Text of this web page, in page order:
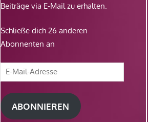
Beiträge via E-Mail zu erhalten.
Schließe dich 26 anderen
Abonnenten an
E-
Mail-
Adresse
ABONNIEREN